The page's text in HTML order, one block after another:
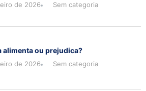
de 2026 Sem categoria
alimenta ou prejudica?
de 2026 Sem categoria